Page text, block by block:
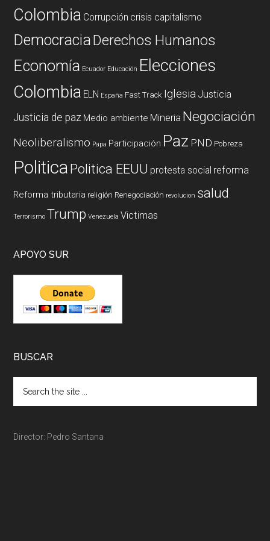
Colombia Corrupción crisis capitalismo
DemocraciaDerechos Humanos
Economía Ecuador Educación Elecciones
Colombia ELN España Fast Track Iglesia Justicia
Justicia de paz Medio ambiente Mineria Negociación
Neoliberalismo Papa Participación Paz PND Pobreza
PoliticaPolitica EEUU protesta social reforma
Reforma tributaria religión Renegociación revolucion salud
Terrorismo Trump Venezuela Victimas
APOYO SUR
BUSCAR
Director: Pedro Santana